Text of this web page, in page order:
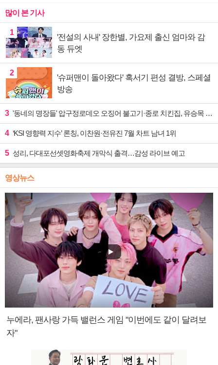
많이 본 기사
1
'전설의 사내' 장한별, 가요제 출신 엄마와 감
동 듀엣
2
'슈퍼맨이 돌아왔다' 혹서기 편성 결방, 스페셜
방송
3 '동네의 명장들' 압구정로데오 오징어 불고기·종로 치킨집, 유승목 입맛 저격
4 ‘KSI 영향력 지수’ 론칭, 이찬원·전유진 7월 차트 남녀 1위
5 성리, 다대포선셋영화축제 개막식 출격…감성 라이브 예고
영상뉴스
누에라, 팬사랑 가득 밸런스 게임 "이번에도 같이 달려보
자"